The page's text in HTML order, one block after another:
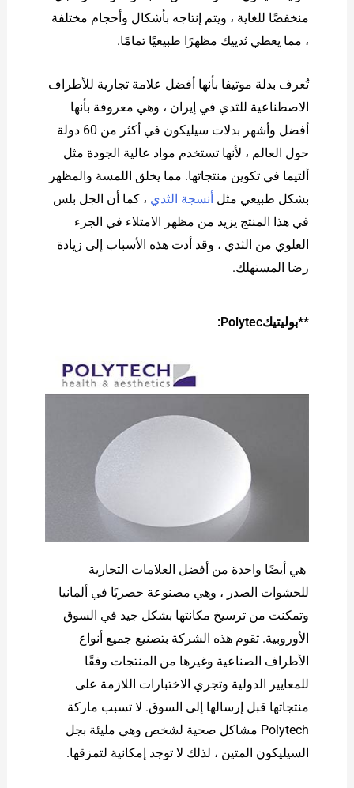
منخفضًا للغاية ، ويتم إنتاجه بأشكال وأحجام مختلفة
، مما يعطي ثدييك مظهرًا طبيعيًا تمامًا.
تُعرف بدلة موتيفا بأنها أفضل علامة تجارية للأطراف
الاصطناعية للثدي في إيران ، وهي معروفة بأنها
أفضل وأشهر بدلات سيليكون في أكثر من 60 دولة
حول العالم ، لأنها تستخدم مواد عالية الجودة مثل
ألتيما في تكوين منتجاتها. مما يخلق اللمسة والمظهر
بشكل طبيعي مثل أنسجة الثدي ، كما أن الجل بلس
في هذا المنتج يزيد من مظهر الامتلاء في الجزء
العلوي من الثدي ، وقد أدت هذه الأسباب إلى زيادة
رضا المستهلك.
**بوليتيكPolytec:
هي أيضًا واحدة من أفضل العلامات التجارية
للحشوات الصدر ، وهي مصنوعة حصريًا في ألمانيا
وتمكنت من ترسيخ مكانتها بشكل جيد في السوق
الأوروبية. تقوم هذه الشركة بتصنيع جميع أنواع
الأطراف الصناعية وغيرها من المنتجات وفقًا
للمعايير الدولية وتجري الاختبارات اللازمة على
منتجاتها قبل إرسالها إلى السوق. لا تسبب ماركة
Polytech مشاكل صحية لشخص وهي مليئة بجل
السيليكون المتين ، لذلك لا توجد إمكانية لتمزقها.